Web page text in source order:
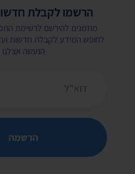
הרשמו לקבלת
מוזמנים להירשם לרשימת
לחופש המידע לקבלת חדשות
הנעשה אצלנו
הרשמה